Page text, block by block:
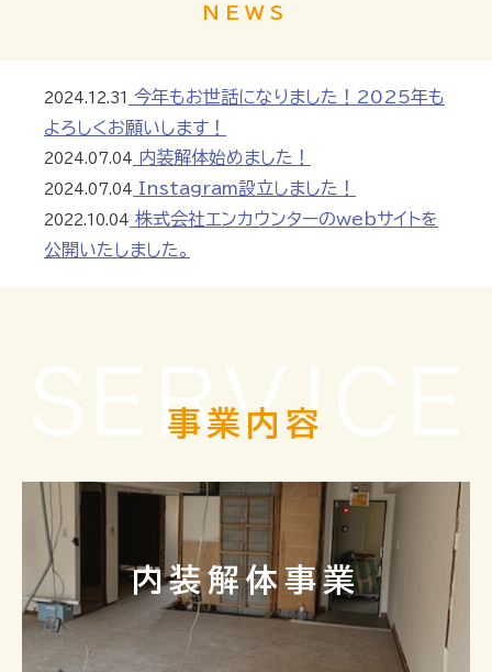
NEWS
2024.12.31
今年もお世話になりました！2025年も
よろしくお願いします！
2024.07.04 内装解体始めました！
2024.07.04 Instagram設立しました！
2022.10.04 株式会社エンカウンターのwebサイトを
公開いたしました。
事業内容
内装解体事業